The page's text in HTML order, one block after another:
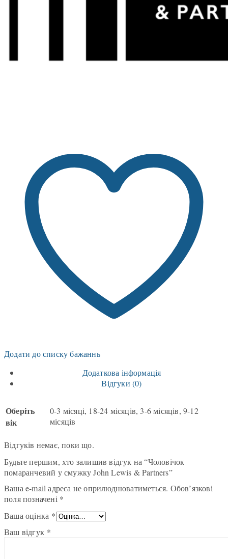
Додати до списку бажаннь
Додаткова інформація
Відгуки (0)
Оберіть
вік
0-3 місяці, 18-24 місяців, 3-6 місяців, 9-12
місяців
Відгуків немає, поки що.
Будьте першим, хто залишив відгук на “Чоловічок
помаранчевий у смужку John Lewis & Partners”
Ваша e-mail адреса не оприлюднюватиметься. Обов’язкові
поля позначені *
Ваша оцінка *
Ваш відгук *